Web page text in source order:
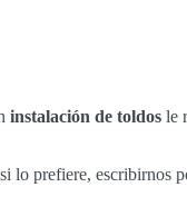
instalación de toldos le
lo prefiere, escribirnos